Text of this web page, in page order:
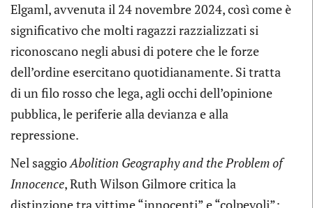
Elgaml, avvenuta il 24 novembre 2024, così come è
significativo che molti ragazzi razzializzati si
riconoscano negli abusi di potere che le forze
dell’ordine esercitano quotidianamente. Si tratta
di un filo rosso che lega, agli occhi dell’opinione
pubblica, le periferie alla devianza e alla
repressione.
Nel saggioAbolition Geography and the Problem of
Innocence, Ruth Wilson Gilmore critica la